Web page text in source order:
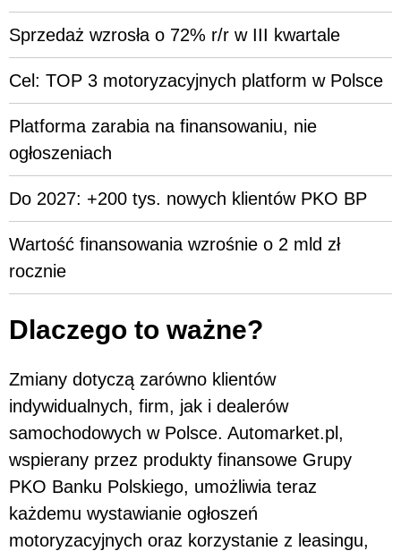
Sprzedaż wzrosła o 72% r/r w III kwartale
Cel: TOP 3 motoryzacyjnych platform w Polsce
Platforma zarabia na finansowaniu, nie
ogłoszeniach
Do 2027: +200 tys. nowych klientów PKO BP
Wartość finansowania wzrośnie o 2 mld zł
rocznie
Dlaczego to ważne?
Zmiany dotyczą zarówno klientów
indywidualnych, firm, jak i dealerów
samochodowych w Polsce. Automarket.pl,
wspierany przez produkty finansowe Grupy
PKO Banku Polskiego, umożliwia teraz
każdemu wystawianie ogłoszeń
motoryzacyjnych oraz korzystanie z leasingu,